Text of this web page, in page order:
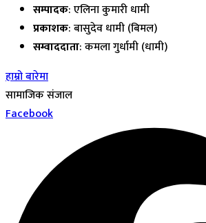
सम्पादक: एलिना कुमारी धामी
प्रकाशक: बासुदेव धामी (बिमल)
सम्वाददाता: कमला गुर्धामी (धामी)
हाम्रो बारेमा
सामाजिक संजाल
Facebook